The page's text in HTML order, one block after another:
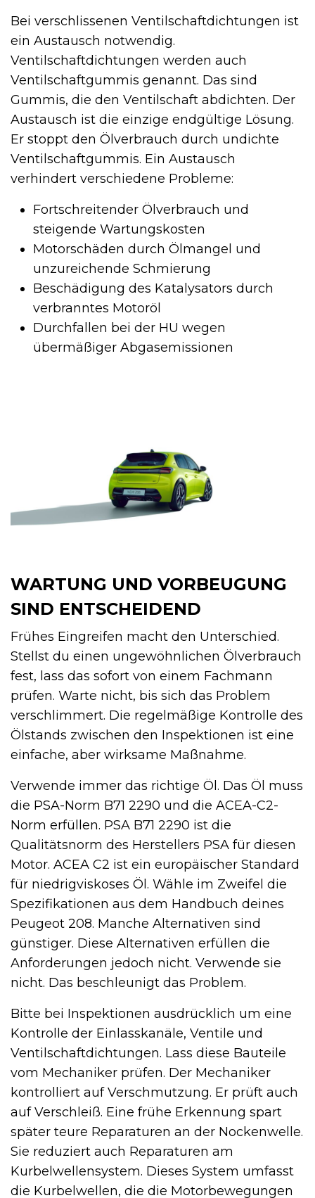
Bei verschlissenen Ventilschaftdichtungen ist
ein Austausch notwendig.
Ventilschaftdichtungen werden auch
Ventilschaft­gummis genannt. Das sind
Gummis, die den Ventilschaft abdichten. Der
Austausch ist die einzige endgültige Lösung.
Er stoppt den Ölverbrauch durch undichte
Ventilschaft­gummis. Ein Austausch
verhindert verschiedene Probleme:
Fortschreitender Ölverbrauch und
steigende Wartungskosten
Motorschäden durch Ölmangel und
unzureichende Schmierung
Beschädigung des Katalysators durch
verbranntes Motoröl
Durchfallen bei der HU wegen
übermäßiger Abgasemissionen
WARTUNG UND VORBEUGUNG
SIND ENTSCHEIDEND
Frühes Eingreifen macht den Unterschied.
Stellst du einen ungewöhnlichen Ölverbrauch
fest, lass das sofort von einem Fachmann
prüfen. Warte nicht, bis sich das Problem
verschlimmert. Die regelmäßige Kontrolle des
Ölstands zwischen den Inspektionen ist eine
einfache, aber wirksame Maßnahme.
Verwende immer das richtige Öl. Das Öl muss
die PSA-Norm B71 2290 und die ACEA-C2-
Norm erfüllen. PSA B71 2290 ist die
Qualitätsnorm des Herstellers PSA für diesen
Motor. ACEA C2 ist ein europäischer Standard
für niedrigviskoses Öl. Wähle im Zweifel die
Spezifikationen aus dem Handbuch deines
Peugeot 208. Manche Alternativen sind
günstiger. Diese Alternativen erfüllen die
Anforderungen jedoch nicht. Verwende sie
nicht. Das beschleunigt das Problem.
Bitte bei Inspektionen ausdrücklich um eine
Kontrolle der Einlasskanäle, Ventile und
Ventilschaftdichtungen. Lass diese Bauteile
vom Mechaniker prüfen. Der Mechaniker
kontrolliert auf Verschmutzung. Er prüft auch
auf Verschleiß. Eine frühe Erkennung spart
später teure Reparaturen an der Nockenwelle.
Sie reduziert auch Reparaturen am
Kurbelwellen­system. Dieses System umfasst
die Kurbelwellen, die die Motorbewegungen